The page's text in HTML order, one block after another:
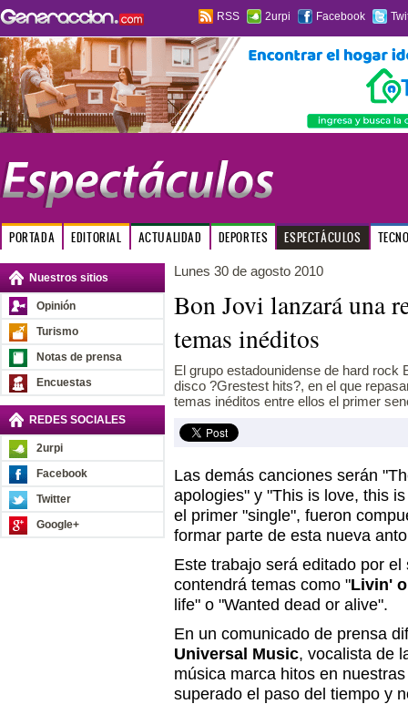
RSS 2urpi Facebook
PORTADA EDITORIAL ACTUALIDAD DEPORTES ESPECTÁCULOS
Nuestros sitios
Opinión
Turismo
Notas de prensa
Encuestas
REDES SOCIALES
2urpi
Facebook
Twitter
Google+
Lunes 30 de agosto 2010
Bon Jovi lanzará una
temas inéditos
El grupo estadounidense de hard rock
disco ?Grestest hits?, en el que
temas inéditos entre ellos el primer
Las demás canciones serán
apologies" y "This is love, this
el primer "single", fueron
formar parte de esta nueva
Este trabajo será editado por
contendrá temas como "Livin'
life" o "Wanted dead or alive".
En un comunicado de prensa
Universal Music, vocalista de
música marca hitos en
superado el paso del tiempo y